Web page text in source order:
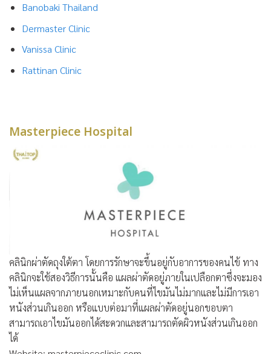
Banobaki Thailand
Dermaster Clinic
Vanissa Clinic
Rattinan Clinic
Masterpiece Hospital
คลินิกผ่าตัดถุงใต้ตา โดยการรักษาจะขึ้นอยู่กับอาการของคนไข้ ทาง
คลินิกจะใช้สองวิธีการนั้นคือ แผลผ่าตัดอยู่ภายในเปลือกตาซึ่งจะมอง
ไม่เห็นแผลจากภายนอกเหมาะกับคนที่ไขมันไม่มากและไม่มีการเอา
หนังส่วนเกินออก หรือแบบต่อมาที่แผลผ่าตัดอยู่นอกขอบตา
สามารถเอาไขมันออกได้สะดวกและสามารถตัดผิวหนังส่วนเกินออก
ได้